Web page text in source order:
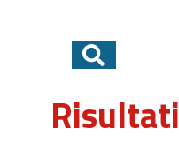
Risultati